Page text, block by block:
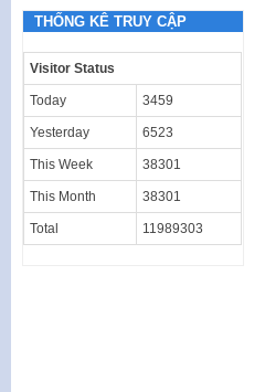
THỐNG KÊ TRUY CẬP
Visitor Status
Today 3459
Yesterday 6523
This Week 38301
This Month 38301
Total 11989303